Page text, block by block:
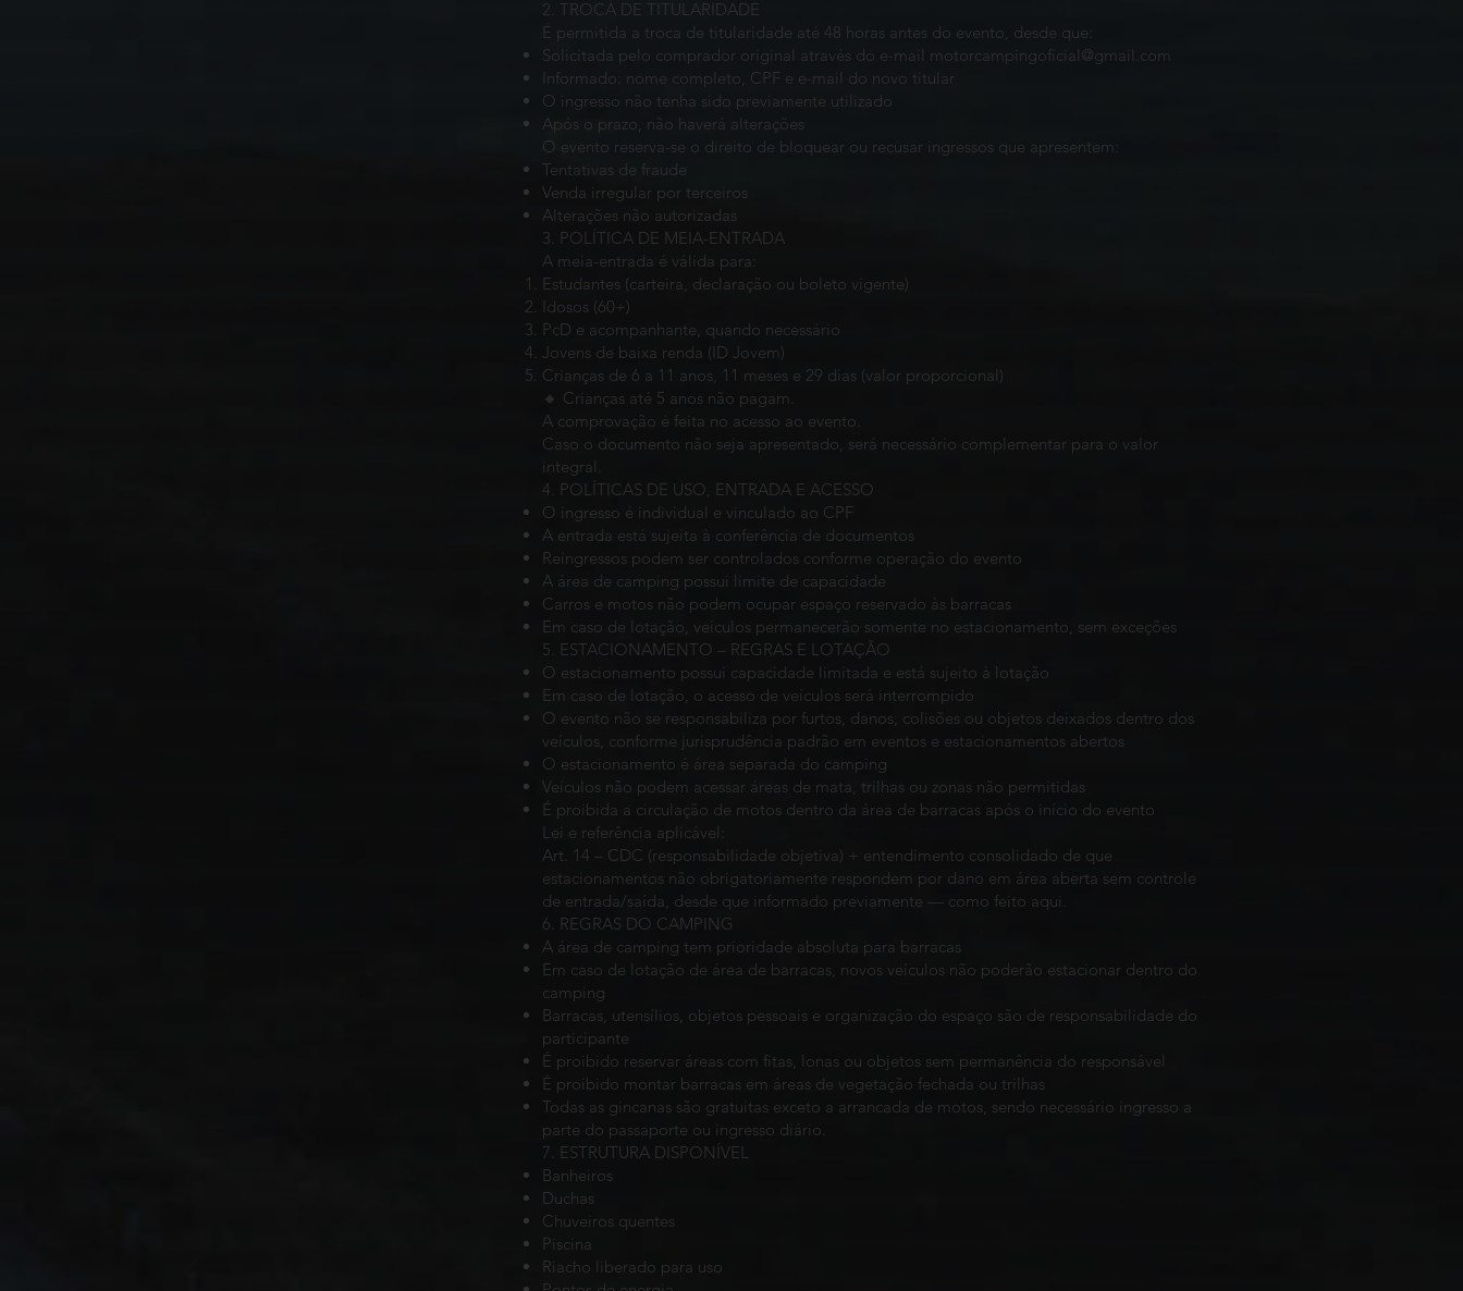
2. TROCA DE TITULARIDADE
É permitida a troca de titularidade até 48 horas antes do evento, desde que:
Solicitada pelo comprador original através do e-mail motorcampingoficial@gmail.com
Informado: nome completo, CPF e e-mail do novo titular
O ingresso não tenha sido previamente utilizado
Após o prazo, não haverá alterações
O evento reserva-se o direito de bloquear ou recusar ingressos que apresentem:
Tentativas de fraude
Venda irregular por terceiros
Alterações não autorizadas
3. POLÍTICA DE MEIA-ENTRADA
A meia-entrada é válida para:
Estudantes (carteira, declaração ou boleto vigente)
Idosos (60+)
PcD e acompanhante, quando necessário
Jovens de baixa renda (ID Jovem)
Crianças de 6 a 11 anos, 11 meses e 29 dias (valor proporcional)
🔸 Crianças até 5 anos não pagam.
A comprovação é feita no acesso ao evento.
Caso o documento não seja apresentado, será necessário complementar para o valor
integral.
4. POLÍTICAS DE USO, ENTRADA E ACESSO
O ingresso é individual e vinculado ao CPF
A entrada está sujeita à conferência de documentos
Reingressos podem ser controlados conforme operação do evento
A área de camping possui limite de capacidade
Carros e motos não podem ocupar espaço reservado às barracas
Em caso de lotação, veículos permanecerão somente no estacionamento, sem exceções
5. ESTACIONAMENTO – REGRAS E LOTAÇÃO
O estacionamento possui capacidade limitada e está sujeito à lotação
Em caso de lotação, o acesso de veículos será interrompido
O evento não se responsabiliza por furtos, danos, colisões ou objetos deixados dentro dos
veículos, conforme jurisprudência padrão em eventos e estacionamentos abertos
O estacionamento é área separada do camping
Veículos não podem acessar áreas de mata, trilhas ou zonas não permitidas
É proibida a circulação de motos dentro da área de barracas após o início do evento
Lei e referência aplicável:
Art. 14 – CDC (responsabilidade objetiva) + entendimento consolidado de que
estacionamentos não obrigatoriamente respondem por dano em área aberta sem controle
de entrada/saída, desde que informado previamente — como feito aqui.
6. REGRAS DO CAMPING
A área de camping tem prioridade absoluta para barracas
Em caso de lotação de área de barracas, novos veículos não poderão estacionar dentro do
camping
Barracas, utensílios, objetos pessoais e organização do espaço são de responsabilidade do
participante
É proibido reservar áreas com fitas, lonas ou objetos sem permanência do responsável
É proibido montar barracas em áreas de vegetação fechada ou trilhas
Todas as gincanas são gratuitas exceto a arrancada de motos, sendo necessário ingresso a
parte do passaporte ou ingresso diário.
7. ESTRUTURA DISPONÍVEL
Banheiros
Duchas
Chuveiros quentes
Piscina
Riacho liberado para uso